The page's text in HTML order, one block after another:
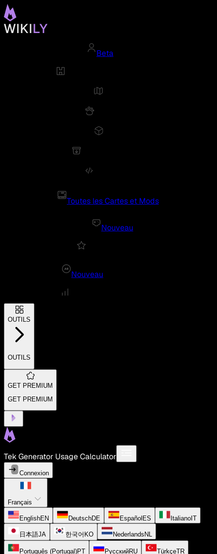
Beta
Toutes les Cartes et Mods
Nouveau
Nouveau
OUTILS
OUTILS
GET PREMIUM
GET PREMIUM
Tek Generator Usage Calculator
Connexion
Français
EnglishEN DeutschDE Español ES Italiano IT
日本語JA 한국어 KO Nederlands NL
Português (Portugal)PT РусскийRU TürkçeTR